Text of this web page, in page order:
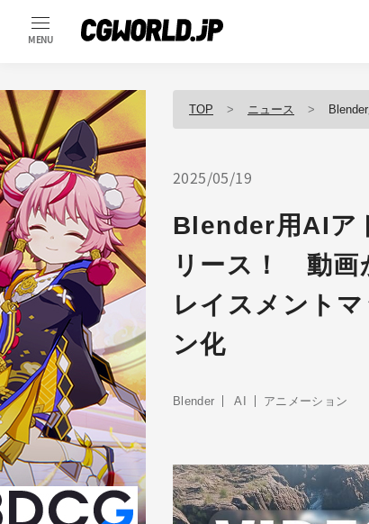
MENU
TOP ニュース Blender用AI
2025/05/19
Blender用AIア
リース！ 動画
レイスメント
ン化
Blender AI アニメーション